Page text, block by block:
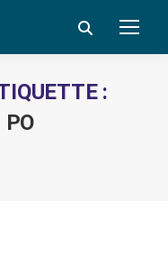
Search:
:
PO